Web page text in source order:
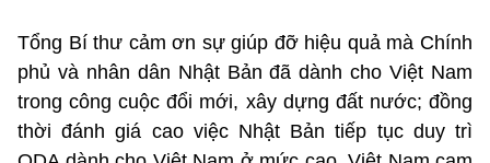
Tổng Bí thư cảm ơn sự giúp đỡ hiệu quả mà Chính
phủ và nhân dân Nhật Bản đã dành cho Việt Nam
trong công cuộc đổi mới, xây dựng đất nước; đồng
thời đánh giá cao việc Nhật Bản tiếp tục duy trì